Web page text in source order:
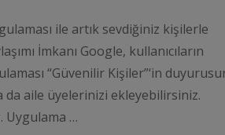
ile artık sevdiğiniz kişilerle
İmkanı Google, kullanıcıların
“Güvenilir Kişiler”‘in
da aile üyelerinizi ekleyebilirsiniz.
Uygulama …